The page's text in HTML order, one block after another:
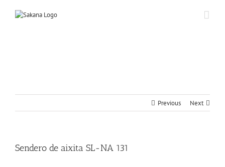
Previous Next
Sendero de aixita SL-NA 131